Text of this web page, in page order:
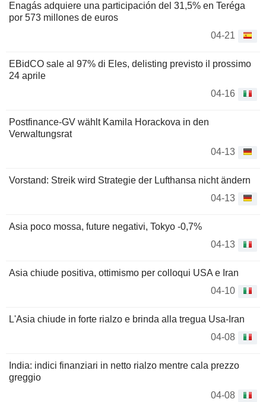
Enagás adquiere una participación del 31,5% en Teréga
por 573 millones de euros
04-21
EBidCO sale al 97% di Eles, delisting previsto il prossimo
24 aprile
04-16
Postfinance-GV wählt Kamila Horackova in den
Verwaltungsrat
04-13
Vorstand: Streik wird Strategie der Lufthansa nicht ändern
04-13
Asia poco mossa, future negativi, Tokyo -0,7%
04-13
Asia chiude positiva, ottimismo per colloqui USA e Iran
04-10
L'Asia chiude in forte rialzo e brinda alla tregua Usa-Iran
04-08
India: indici finanziari in netto rialzo mentre cala prezzo
greggio
04-08